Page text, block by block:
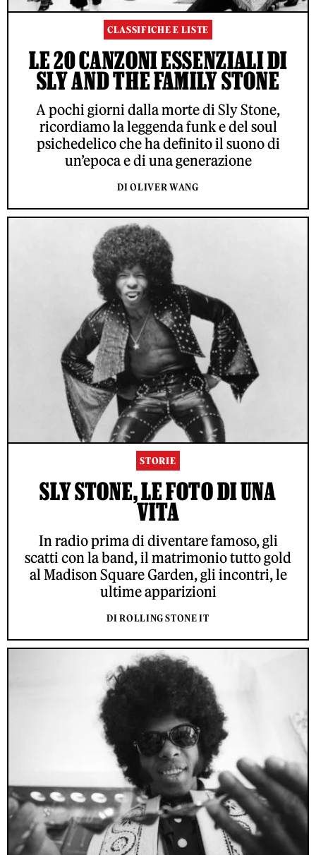
CLASSIFICHE E LISTE
LE 20 CANZONI ESSENZIALI DI
SLY AND THE FAMILY STONE
A pochi giorni dalla morte di Sly Stone,
ricordiamo la leggenda funk e del soul
psichedelico che ha definito il suono di
un’epoca e di una generazione
DI OLIVER WANG
STORIE
SLY STONE, LE FOTO DI UNA
VITA
In radio prima di diventare famoso, gli
scatti con la band, il matrimonio tutto gold
al Madison Square Garden, gli incontri, le
ultime apparizioni
DI ROLLING STONE IT